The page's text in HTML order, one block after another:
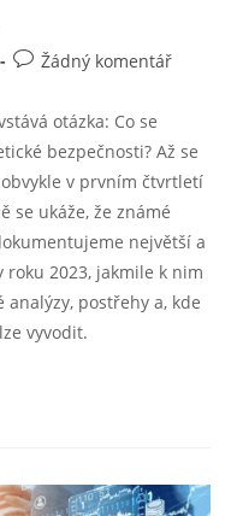
Žádný komentář
otázka: Co se
bezpečnosti? Až se
v prvním čtvrtletí
se ukáže, že známé
největší a
2023, jakmile k nim
postřehy a, kde
vyvodit.